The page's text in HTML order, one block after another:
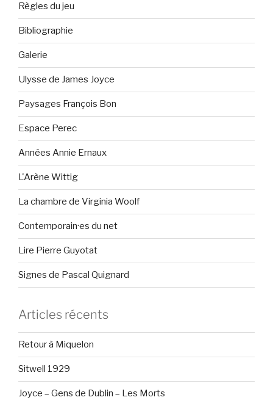
Règles du jeu
Bibliographie
Galerie
Ulysse de James Joyce
Paysages François Bon
Espace Perec
Années Annie Ernaux
L'Arène Wittig
La chambre de Virginia Woolf
Contemporain·es du net
Lire Pierre Guyotat
Signes de Pascal Quignard
Articles récents
Retour à Miquelon
Sitwell 1929
Joyce – Gens de Dublin – Les Morts